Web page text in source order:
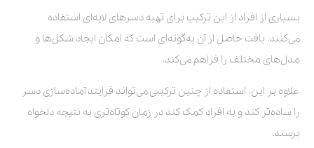
بسیاری از افراد از این ترکیب برای تهیه دسرهای لایه‌ای استفاده
می‌کنند. بافت حاصل از آن به‌گونه‌ای است که امکان ایجاد شکل‌ها و
مدل‌های مختلف را فراهم می‌کند.
علاوه بر این، استفاده از چنین ترکیبی می‌تواند فرایند آماده‌سازی دسر
را ساده‌تر کند و به افراد کمک کند در زمان کوتاه‌تری به نتیجه دلخواه
برسند.